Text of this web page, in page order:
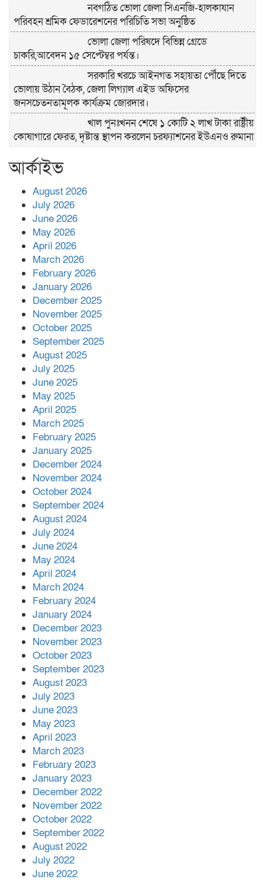
নবগঠিত ভোলা জেলা সিএনজি-হালকাযান
পরিবহন শ্রমিক ফেডারেশনের পরিচিতি সভা অনুষ্ঠিত
ভোলা জেলা পরিষদে বিভিন্ন গ্রেডে
চাকরি,আবেদন ১৫ সেপ্টেম্বর পর্যন্ত।
সরকারি খরচে আইনগত সহায়তা পৌঁছে দিতে
ভোলায় উঠান বৈঠক, জেলা লিগ্যাল এইড অফিসের
জনসচেতনতামূলক কার্যক্রম জোরদার।
খাল পুনঃখনন শেষে ১ কোটি ২ লাখ টাকা রাষ্ট্রীয়
কোষাগারে ফেরত, দৃষ্টান্ত স্থাপন করলেন চরফ্যাশনের ইউএনও রুমানা
আফরোজ
প্রসাদ দাসের সহকারী অধ্যাপক পদে পদোন্নতি।
স্থাপন করলেন ইউএনও বেদবতী মিস্ত্রী।
‘জ্বিন হাজিরে স্বর্ণ দ্বিগুণ’— প্রতারণার ফাঁদে ১৭
নারী,দুলারহাটে চক্রের ৪ সদস্য গ্রেফতার।
৩০ জুলাই একযোগে এসএসসির ফল প্রকাশ।
আর্কাইভ
August 2026
July 2026
June 2026
May 2026
April 2026
March 2026
February 2026
January 2026
December 2025
November 2025
October 2025
September 2025
August 2025
July 2025
June 2025
May 2025
April 2025
March 2025
February 2025
January 2025
December 2024
November 2024
October 2024
September 2024
August 2024
July 2024
June 2024
May 2024
April 2024
March 2024
February 2024
January 2024
December 2023
November 2023
October 2023
September 2023
August 2023
July 2023
June 2023
May 2023
April 2023
March 2023
February 2023
January 2023
December 2022
November 2022
October 2022
September 2022
August 2022
July 2022
June 2022